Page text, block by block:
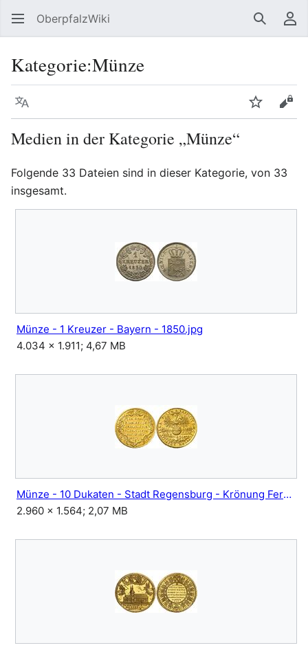
OberpfalzWiki Suchen
Kategorie:Münze
Sprache
Medien in der Kategorie „Münze“
Folgende 33 Dateien sind in dieser Kategorie, von 33
insgesamt.
Münze - 1 Kreuzer - Bayern - 1850.jpg
4.034 × 1.911; 4,67 MB
Münze - 10 Dukaten - Stadt Regensburg - Krönung Ferdinand IV - 1653.jpg
2.960 × 1.564; 2,07 MB